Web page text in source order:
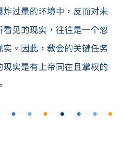
炸过量的环境中，反而对未
见的现实，往往是一个忽
实。因此，教会的关键任务
实是有上帝同在且掌权的